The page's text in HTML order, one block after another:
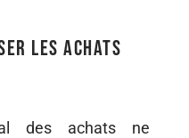
les achats
des achats ne